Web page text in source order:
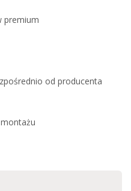
premium
od producenta